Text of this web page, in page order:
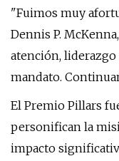
"Fuimos muy
Dennis P.
atención,
mandato.
El Premio Pillars
personifican la
impacto